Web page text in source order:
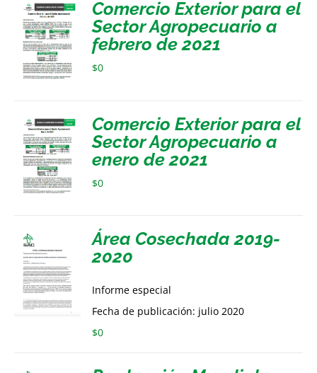
Comercio Exterior para el
Sector Agropecuario a
febrero de 2021
$0
Comercio Exterior para el
Sector Agropecuario a
enero de 2021
$0
Área Cosechada 2019-
2020
Informe especial
Fecha de publicación: julio 2020
$0